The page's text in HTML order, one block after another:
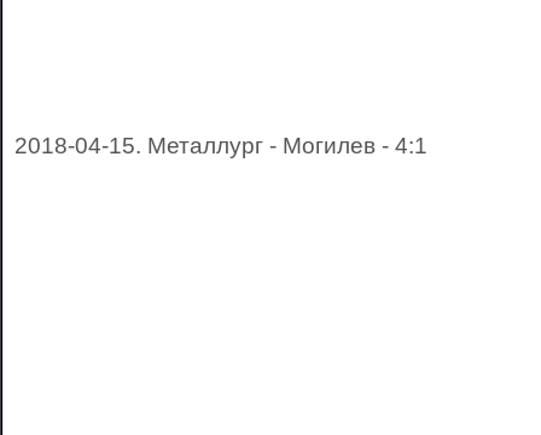
2018-04-15. Металлург - Могилев - 4:1